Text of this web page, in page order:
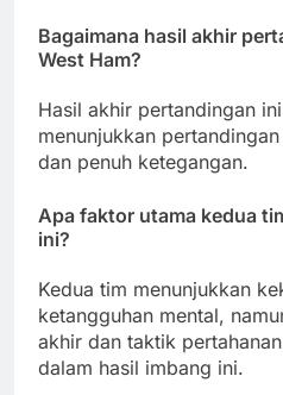
Bagaimana hasil akhir
West Ham?
Hasil akhir pertandingan
menunjukkan
dan penuh ketegangan.
Apa faktor utama kedua
ini?
Kedua tim menunjukkan
ketangguhan mental,
akhir dan taktik
dalam hasil imbang ini.